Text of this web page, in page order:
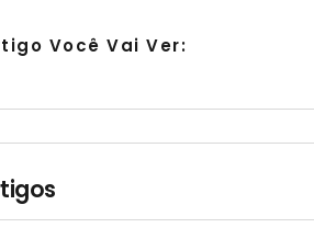
Você Vai Ver: